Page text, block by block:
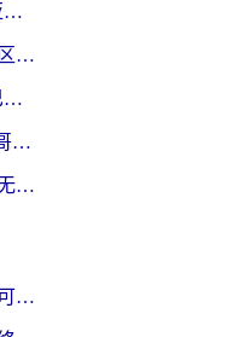
在国外怎么看美国 vs 澳大利亚世界杯直播？海外党必藏的中文解说观赛指南
在加拿大看抖音世界杯当前地区不可播放？海外党体育观赛终极指南
在海外看世界杯直播德国 vs 巴拉圭当前IP受限制？这篇指南帮你轻松解决地区限制
在国外看世界杯法国 VS 摩洛哥仅限中国大陆？别让地域限制拦下你的欢呼
在澳大利亚看抖音世界杯直播无法播放？海外党体育观赛终极指南来了！
身在国外可以玩王者吗？当然可以，但你需要这份“加速”指南